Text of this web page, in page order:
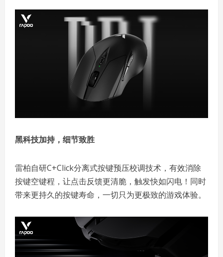
黑科技加持，细节致胜
雷柏自研C+Click分离式按键预压校调技术，有效消除
按键空键程，让点击反馈更清脆，触发快如闪电！同时
带来更持久的按键寿命，一切只为更极致的游戏体验。